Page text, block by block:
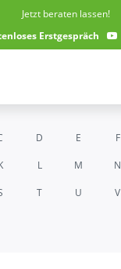
Jetzt beraten lassen!
Erstgespräch
D E F
L M N
T U V